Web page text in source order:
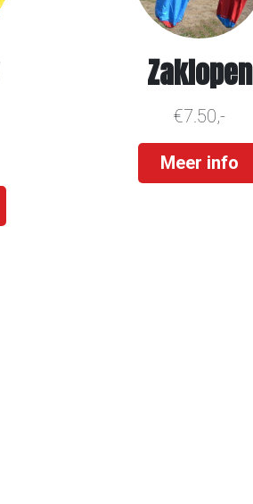
Zaklopen
€7.50,-
Meer info